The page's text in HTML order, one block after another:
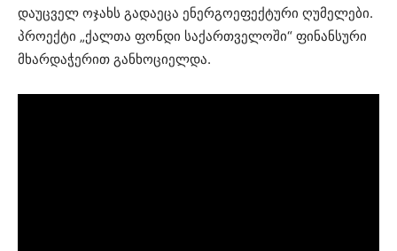
დაუცველ ოჯახს გადაეცა ენერგოეფექტური ღუმელები.
პროექტი „ქალთა ფონდი საქართველოში“ ფინანსური
მხარდაჭერით განხოციელდა.